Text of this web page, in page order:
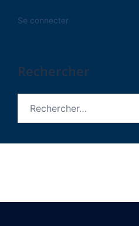
Se connecter
Rechercher